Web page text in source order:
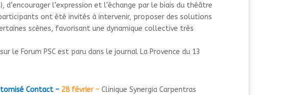
d’encourager l’expression et l’échange par le biais du théâtre
ont été invités à intervenir, proposer des solutions
scènes, favorisant une dynamique collective très
le Forum PSC est paru dans le journal La Provence du 13
Contact – 28 février –Clinique Synergia Carpentras